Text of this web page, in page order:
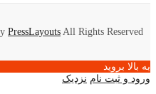
PressLayouts All Rights Reserved.
به بالا بروید
ورود و ثبت نام نزدیک